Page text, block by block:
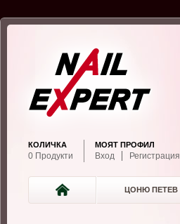
КОЛИЧКА
0 Продукти
МОЯТ ПРОФИЛ
Вход Регистрация
ЦОНЮ ПЕТЕВ